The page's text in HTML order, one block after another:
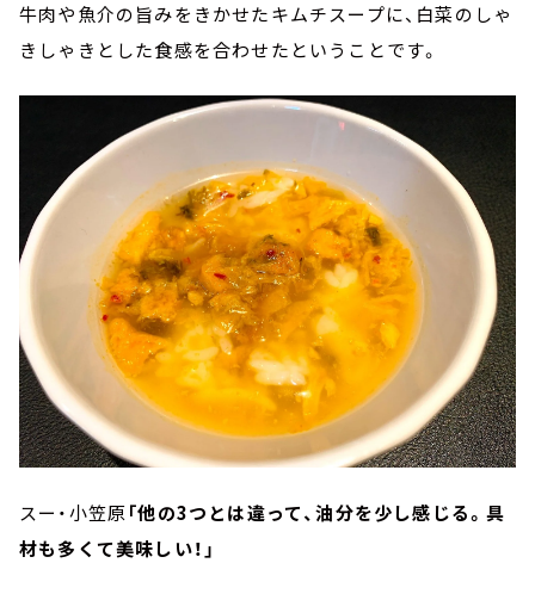
牛肉や魚介の旨みをきかせたキムチスープに、白菜のしゃ
きしゃきとした食感を合わせたということです。
スー・小笠原「他の3つとは違って、油分を少し感じる。具
材も多くて美味しい！」